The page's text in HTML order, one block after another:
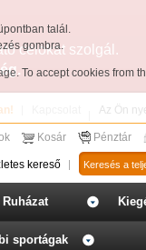
talál.
gombra.
. To accept cookies from
célokat szolgál.
Az Ön
Kosár Pénztár
kereső
Ruházat
sportágak